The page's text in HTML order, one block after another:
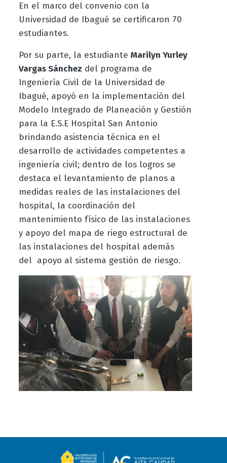
En el marco del convenio con la
Universidad de Ibagué se certificaron 70
estudiantes.
Por su parte, la estudiante Marilyn Yurley
Vargas Sánchez del programa de
Ingeniería Civil de la Universidad de
Ibagué, apoyó en la implementación del
Modelo Integrado de Planeación y Gestión
para la E.S.E Hospital San Antonio
brindando asistencia técnica en el
desarrollo de actividades competentes a
ingeniería civil; dentro de los logros se
destaca el levantamiento de planos a
medidas reales de las instalaciones del
hospital, la coordinación del
mantenimiento físico de las instalaciones
y apoyo del mapa de riego estructural de
las instalaciones del hospital además
del apoyo al sistema gestión de riesgo.